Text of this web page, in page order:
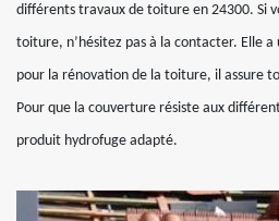
différents travaux de toiture en 24300. Si
toiture, n’hésitez pas à la contacter. Elle
pour la rénovation de la toiture, il assure
Pour que la couverture résiste aux
produit hydrofuge adapté.